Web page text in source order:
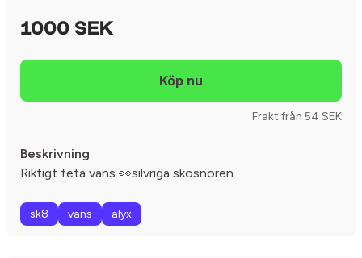
1000 SEK
Frakt från 54 SEK
Beskrivning
Riktigt feta vans 👀silvriga skosnören
sk8 vans alyx